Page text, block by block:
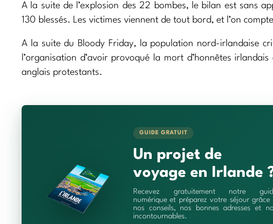
A la suite de l’explosion des 22 bombes, le bilan est sans
130 blessés. Les victimes viennent de tout bord, et l’on
A la suite du Bloody Friday, la population nord-irlandaise
l’organisation d’avoir provoqué la mort d’honnêtes
anglais protestants.
GUIDE GRATUIT
Un projet de
voyage en Irlande
Recevez gratuitement notre
numérique et préparez votre séjour grâce
nos conseils, nos bonnes adresses et
incontournables.